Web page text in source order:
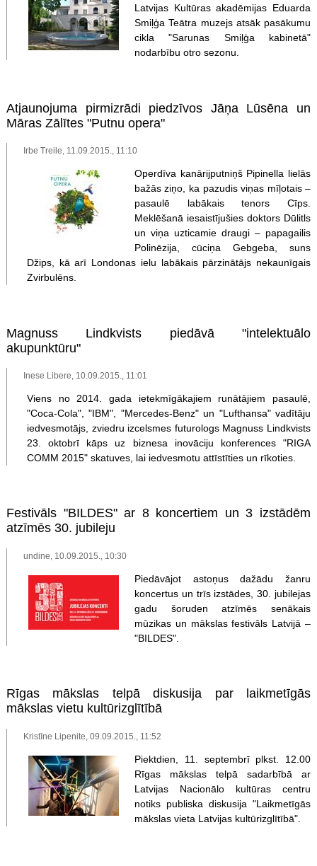
Latvijas Kultūras akadēmijas Eduarda
Smiļģa Teātra muzejs atsāk pasākumu
cikla "Sarunas Smiļģa kabinetā"
nodarbību otro sezonu.
Atjaunojuma pirmizrādi piedzīvos Jāņa Lūsēna un
Māras Zālītes "Putnu opera"
Irbe Treile, 11.09.2015., 11:10
Operdīva kanārijputniņš Pipinella lielās
bažās ziņo, ka pazudis viņas mīļotais –
pasaulē labākais tenors Cīps.
Meklēšanā iesaistījušies doktors Dūlitls
un viņa uzticamie draugi – papagailis
Polinēzija, cūciņa Gebgeba, suns
Džips, kā arī Londonas ielu labākais pārzinātājs nekaunīgais
Zvirbulēns.
Magnuss Lindkvists piedāvā "intelektuālo
akupunktūru"
Inese Libere, 10.09.2015., 11:01
Viens no 2014. gada ietekmīgākajiem runātājiem pasaulē,
"Coca-Cola", "IBM", "Mercedes-Benz" un "Lufthansa" vadītāju
iedvesmotājs, zviedru izcelsmes futurologs Magnuss Lindkvists
23. oktobrī kāps uz biznesa inovāciju konferences "RIGA
COMM 2015" skatuves, lai iedvesmotu attīstīties un rīkoties.
Festivāls "BILDES" ar 8 koncertiem un 3 izstādēm
atzīmēs 30. jubileju
undine, 10.09.2015., 10:30
Piedāvājot astoņus dažādu žanru
koncertus un trīs izstādes, 30. jubilejas
gadu šoruden atzīmēs senākais
mūzikas un mākslas festivāls Latvijā –
"BILDES".
Rīgas mākslas telpā diskusija par laikmetīgās
mākslas vietu kultūrizglītībā
Kristīne Lipenite, 09.09.2015., 11:52
Piektdien, 11. septembrī plkst. 12.00
Rīgas mākslas telpā sadarbībā ar
Latvijas Nacionālo kultūras centru
notiks publiska diskusija "Laikmetīgās
mākslas vieta Latvijas kultūrizglītībā".